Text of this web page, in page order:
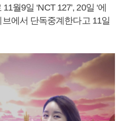
월9일 ‘NCT 127’, 20일 ‘에
에서 단독중계한다고 11일